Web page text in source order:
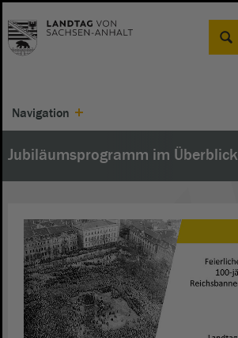
Suche
Navigation
Jubiläumsprogramm im Überblick